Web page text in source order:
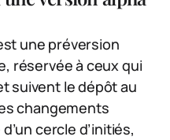
une préversion
réservée à ceux qui
suivent le dépôt au
changements
cercle d’initiés,